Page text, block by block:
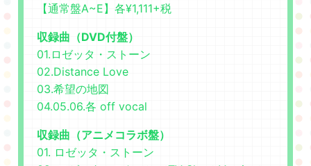
【通常盤A~E】各¥1,111+税
収録曲（DVD付盤）
01.ロゼッタ・ストーン
02.Distance Love
03.希望の地図
04.05.06.各 off vocal
収録曲（アニメコラボ盤）
01. ロゼッタ・ストーン